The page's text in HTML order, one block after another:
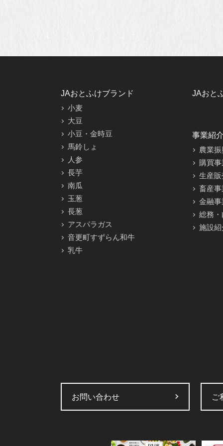
JAおとふけブランド
小麦
大豆
小豆・金時豆
馬鈴しょ
人参
長芋
南瓜
玉葱
長葱
アスパラガス
音更町すずらん和牛
乳牛
JAおと
事業紹
農業
購買
生産
畜産事
金融事
総務
施設紹
お問い合わせ ご